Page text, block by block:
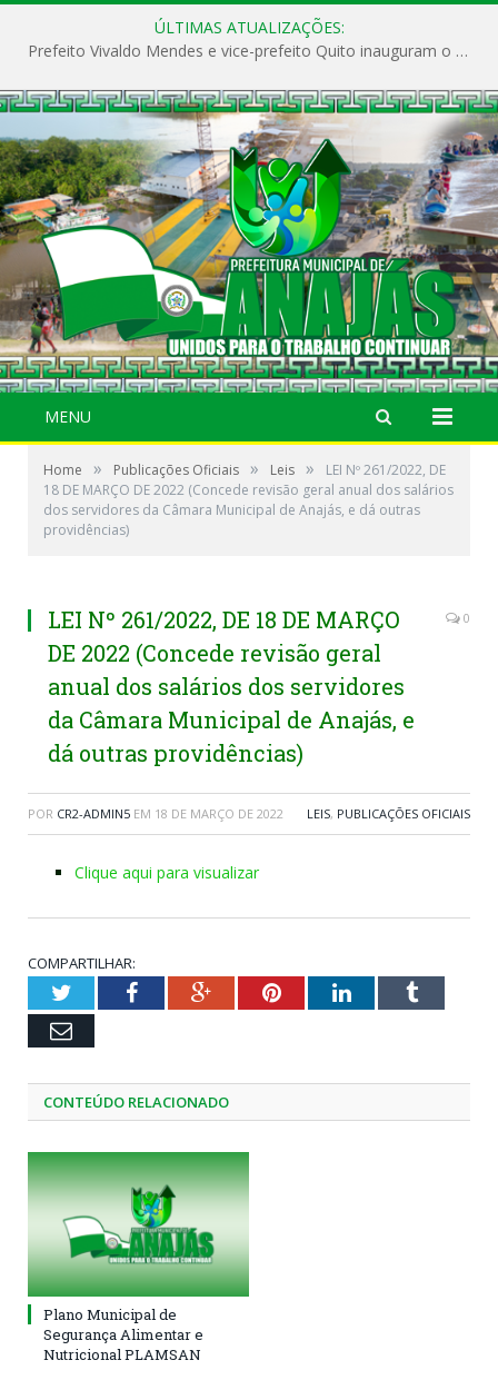
ÚLTIMAS ATUALIZAÇÕES:
Prefeito Vivaldo Mendes e vice-prefeito Quito inauguram o CAPS e fortalecem a saúde pública em Anajás.
MENU
Home » Publicações Oficiais » Leis »
LEI Nº 261/2022, DE
18 DE MARÇO DE 2022 (Concede revisão geral anual dos salários
dos servidores da Câmara Municipal de Anajás, e dá outras
providências)
LEI Nº 261/2022, DE 18 DE MARÇO
DE 2022 (Concede revisão geral
anual dos salários dos servidores
da Câmara Municipal de Anajás, e
dá outras providências)
0
POR CR2-ADMIN5 EM 18 DE MARÇO DE 2022 LEIS, PUBLICAÇÕES OFICIAIS
Clique aqui para visualizar
COMPARTILHAR:
TwitterFacebookGoogle+PinterestLinkedInTumblr
Email
CONTEÚDO RELACIONADO
Plano Municipal de
Segurança Alimentar e
Nutricional PLAMSAN